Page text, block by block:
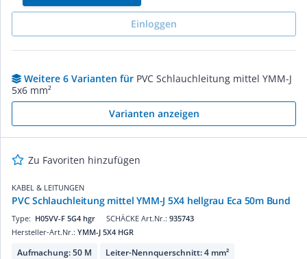
Einloggen
Weitere 6 Varianten für PVC Schlauchleitung mittel YMM-J
5x6 mm²
Varianten anzeigen
Zu Favoriten hinzufügen
KABEL & LEITUNGEN
PVC Schlauchleitung mittel YMM-J 5X4 hellgrau Eca 50m Bund
SCHÄCKE Art.Nr.: 935743
Type: H05VV-F 5G4 hgr
Hersteller-Art.Nr.: YMM-J 5X4 HGR
Aufmachung: 50 M Leiter-Nennquerschnitt: 4 mm²